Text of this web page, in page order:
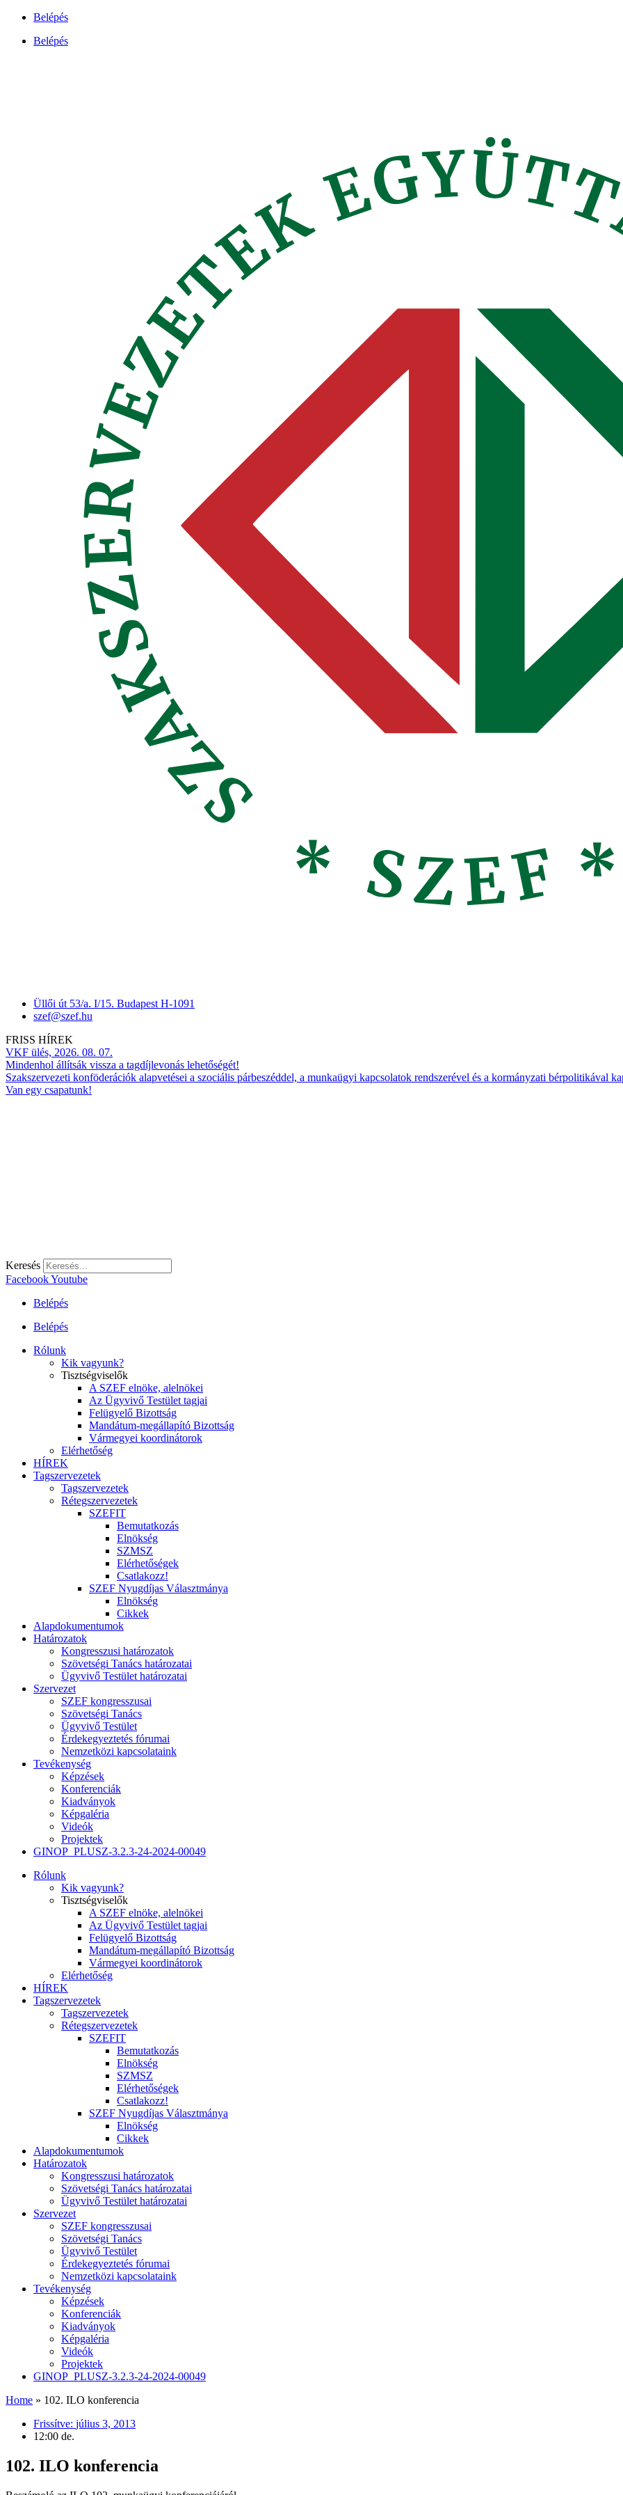
Ugrás
tartalomhoz
Belépés
Belépés
Üllői út 53/a. I/15. Budapest H-1091
szef@szef.hu
FRISS HÍREK
VKF ülés, 2026. 08. 07.
Mindenhol állítsák vissza a tagdíjlevonás lehetőségét!
Szakszervezeti konföderációk alapvetései a szociális párbeszéddel, a munkaügyi kapcsolatok rendszerével és a kormányzati bérpolitikával
Van egy csapatunk!
Keresés
FacebookYoutube
Belépés
Belépés
Rólunk
Kik vagyunk?
Tisztségviselők
A SZEF elnöke, alelnökei
Az Ügyvivő Testület tagjai
Felügyelő Bizottság
Mandátum-megállapító Bizottság
Vármegyei koordinátorok
Elérhetőség
HÍREK
Tagszervezetek
Tagszervezetek
Rétegszervezetek
SZEFIT
Bemutatkozás
Elnökség
SZMSZ
Elérhetőségek
Csatlakozz!
SZEF Nyugdíjas Választmánya
Elnökség
Cikkek
Alapdokumentumok
Határozatok
Kongresszusi határozatok
Szövetségi Tanács határozatai
Ügyvivő Testület határozatai
Szervezet
SZEF kongresszusai
Szövetségi Tanács
Ügyvivő Testület
Érdekegyeztetés fórumai
Nemzetközi kapcsolataink
Tevékenység
Képzések
Konferenciák
Kiadványok
Képgaléria
Videók
Projektek
GINOP_PLUSZ-3.2.3-24-2024-00049
Rólunk
Kik vagyunk?
Tisztségviselők
A SZEF elnöke, alelnökei
Az Ügyvivő Testület tagjai
Felügyelő Bizottság
Mandátum-megállapító Bizottság
Vármegyei koordinátorok
Elérhetőség
HÍREK
Tagszervezetek
Tagszervezetek
Rétegszervezetek
SZEFIT
Bemutatkozás
Elnökség
SZMSZ
Elérhetőségek
Csatlakozz!
SZEF Nyugdíjas Választmánya
Elnökség
Cikkek
Alapdokumentumok
Határozatok
Kongresszusi határozatok
Szövetségi Tanács határozatai
Ügyvivő Testület határozatai
Szervezet
SZEF kongresszusai
Szövetségi Tanács
Ügyvivő Testület
Érdekegyeztetés fórumai
Nemzetközi kapcsolataink
Tevékenység
Képzések
Konferenciák
Kiadványok
Képgaléria
Videók
Projektek
GINOP_PLUSZ-3.2.3-24-2024-00049
Home » 102. ILO konferencia
Frissítve: július 3, 2013
12:00 de.
102. ILO konferencia